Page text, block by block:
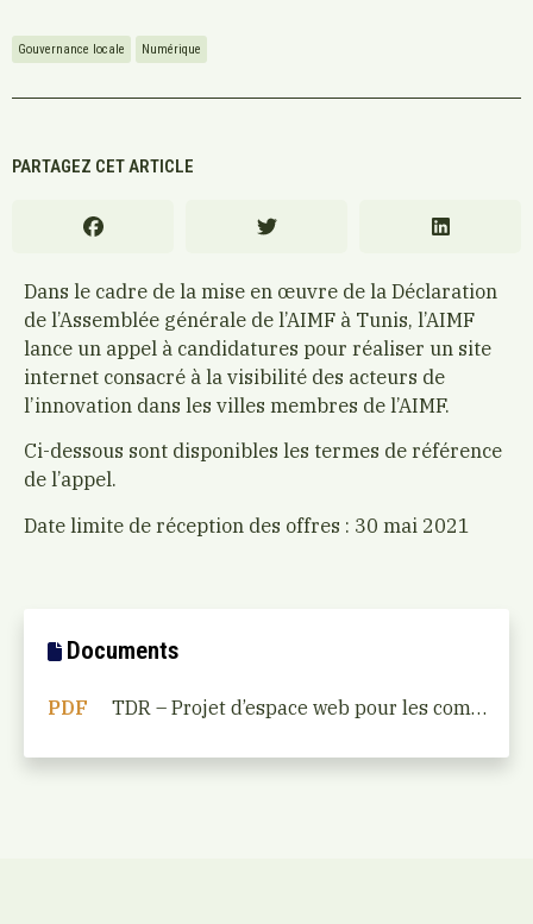
Gouvernance locale Numérique
PARTAGEZ CET ARTICLE
Dans le cadre de la mise en œuvre de la Déclaration
de l’Assemblée générale de l’AIMF à Tunis, l’AIMF
lance un appel à candidatures pour réaliser un site
internet consacré à la visibilité des acteurs de
l’innovation dans les villes membres de l’AIMF.
Ci-dessous sont disponibles les termes de référence
de l’appel.
Date limite de réception des offres : 30 mai 2021
Documents
PDF TDR – Projet d’espace web pour les communautés locales d’innovation